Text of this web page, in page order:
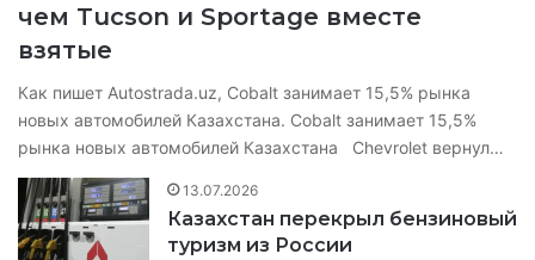
чем Tucson и Sportage вместе
взятые
Как пишет Autostrada.uz, Cobalt занимает 15,5% рынка
новых автомобилей Казахстана. Cobalt занимает 15,5%
рынка новых автомобилей Казахстана Chevrolet вернул…
13.07.2026
Казахстан перекрыл бензиновый
туризм из России